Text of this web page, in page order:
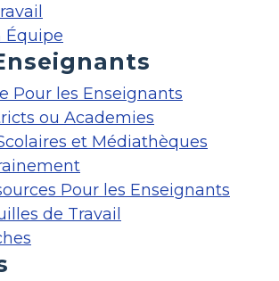
Équipe
Pour les Enseignants
ou Academies
et Médiathèques
Pour les Enseignants
de Travail